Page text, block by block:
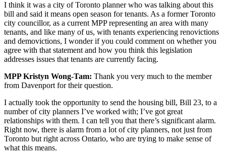
I think it was a city of Toronto planner who was talking about this
bill and said it means open season for tenants. As a former Toronto
city councillor, as a current MPP representing an area with many
tenants, and like many of us, with tenants experiencing renovictions
and demovictions, I wonder if you could comment on whether you
agree with that statement and how you think this legislation
addresses issues that tenants are currently facing.
MPP Kristyn Wong-Tam: Thank you very much to the member
from Davenport for their question.
I actually took the opportunity to send the housing bill, Bill 23, to a
number of city planners I’ve worked with; I’ve got great
relationships with them. I can tell you that there’s significant alarm.
Right now, there is alarm from a lot of city planners, not just from
Toronto but right across Ontario, who are trying to make sense of
what this means.